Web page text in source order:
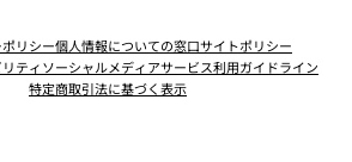
リシー個人情報についての窓口サイトポリシー
ティソーシャルメディアサービス利用ガイドライン
特定商取引法に基づく表示